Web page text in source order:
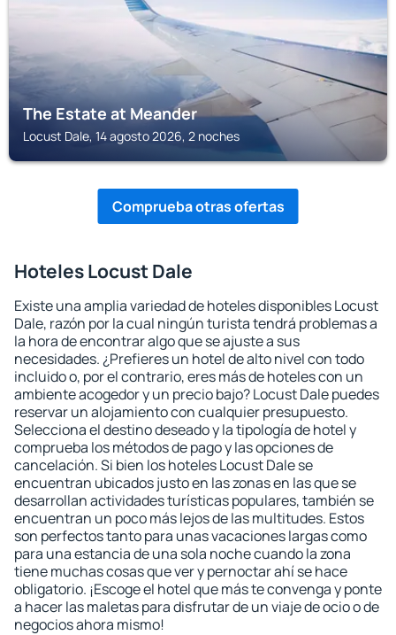
The Estate at Meander
Locust Dale, 14 agosto 2026, 2 noches
Comprueba otras ofertas
Hoteles Locust Dale
Existe una amplia variedad de hoteles disponibles Locust
Dale, razón por la cual ningún turista tendrá problemas a
la hora de encontrar algo que se ajuste a sus
necesidades. ¿Prefieres un hotel de alto nivel con todo
incluido o, por el contrario, eres más de hoteles con un
ambiente acogedor y un precio bajo? Locust Dale puedes
reservar un alojamiento con cualquier presupuesto.
Selecciona el destino deseado y la tipología de hotel y
comprueba los métodos de pago y las opciones de
cancelación. Si bien los hoteles Locust Dale se
encuentran ubicados justo en las zonas en las que se
desarrollan actividades turísticas populares, también se
encuentran un poco más lejos de las multitudes. Estos
son perfectos tanto para unas vacaciones largas como
para una estancia de una sola noche cuando la zona
tiene muchas cosas que ver y pernoctar ahí se hace
obligatorio. ¡Escoge el hotel que más te convenga y ponte
a hacer las maletas para disfrutar de un viaje de ocio o de
negocios ahora mismo!